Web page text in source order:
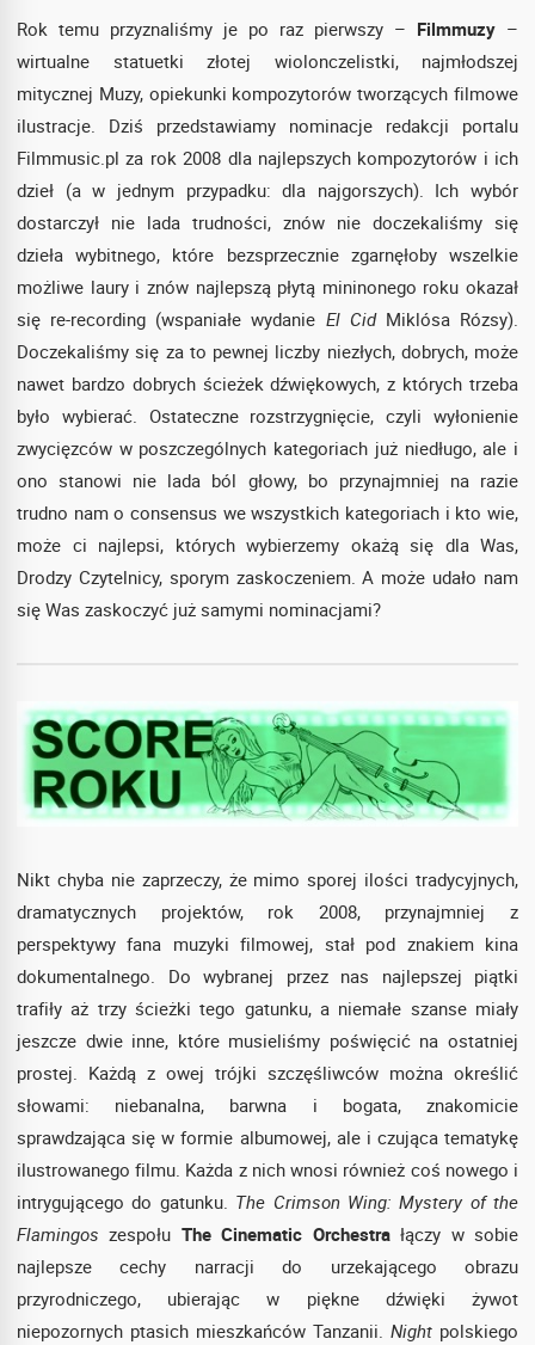
Rok temu przyznaliśmy je po raz pierwszy – Filmmuzy –
wirtualne statuetki złotej wiolonczelistki, najmłodszej
mitycznej Muzy, opiekunki kompozytorów tworzących filmowe
ilustracje. Dziś przedstawiamy nominacje redakcji portalu
Filmmusic.pl za rok 2008 dla najlepszych kompozytorów i ich
dzieł (a w jednym przypadku: dla najgorszych). Ich wybór
dostarczył nie lada trudności, znów nie doczekaliśmy się
dzieła wybitnego, które bezsprzecznie zgarnęłoby wszelkie
możliwe laury i znów najlepszą płytą mininonego roku okazał
się re-recording (wspaniałe wydanie El CidMiklósa Rózsy).
Doczekaliśmy się za to pewnej liczby niezłych, dobrych, może
nawet bardzo dobrych ścieżek dźwiękowych, z których trzeba
było wybierać. Ostateczne rozstrzygnięcie, czyli wyłonienie
zwycięzców w poszczególnych kategoriach już niedługo, ale i
ono stanowi nie lada ból głowy, bo przynajmniej na razie
trudno nam o consensus we wszystkich kategoriach i kto wie,
może ci najlepsi, których wybierzemy okażą się dla Was,
Drodzy Czytelnicy, sporym zaskoczeniem. A może udało nam
się Was zaskoczyć już samymi nominacjami?
Nikt chyba nie zaprzeczy, że mimo sporej ilości tradycyjnych,
dramatycznych projektów, rok 2008, przynajmniej z
perspektywy fana muzyki filmowej, stał pod znakiem kina
dokumentalnego. Do wybranej przez nas najlepszej piątki
trafiły aż trzy ścieżki tego gatunku, a niemałe szanse miały
jeszcze dwie inne, które musieliśmy poświęcić na ostatniej
prostej. Każdą z owej trójki szczęśliwców można określić
słowami: niebanalna, barwna i bogata, znakomicie
sprawdzająca się w formie albumowej, ale i czująca tematykę
ilustrowanego filmu. Każda z nich wnosi również coś nowego i
intrygującego do gatunku. The Crimson Wing: Mystery of the
Flamingos zespołu The Cinematic Orchestrałączy w sobie
najlepsze cechy narracji do urzekającego obrazu
przyrodniczego, ubierając w piękne dźwięki żywot
niepozornych ptasich mieszkańców Tanzanii. Night polskiego